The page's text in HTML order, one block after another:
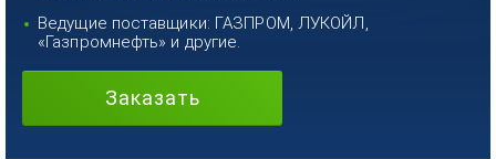
Ведущие поставщики: ГАЗПРОМ, ЛУКОЙЛ,
«Газпромнефть» и другие.
Заказать